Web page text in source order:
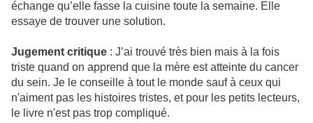
échange qu’elle fasse la cuisine toute la semaine. Elle
essaye de trouver une solution.
Jugement critique : J’ai trouvé très bien mais à la fois
triste quand on apprend que la mère est atteinte du cancer
du sein. Je le conseille à tout le monde sauf à ceux qui
n'aiment pas les histoires tristes, et pour les petits lecteurs,
le livre n'est pas trop compliqué.